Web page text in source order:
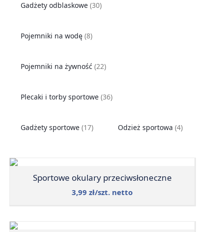
Gadżety odblaskowe (30)
Pojemniki na wodę (8)
Pojemniki na żywność (22)
Plecaki i torby sportowe (36)
Gadżety sportowe (17) Odzież sportowa (4)
Sportowe okulary przeciwsłoneczne
3,99 zł/szt. netto